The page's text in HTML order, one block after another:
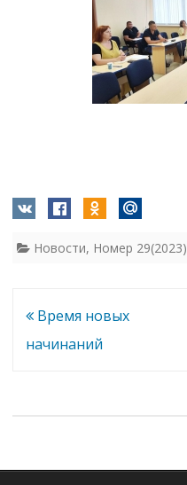
Новости, Номер 29(2023)
Навигация
по
Время новых
начинаний